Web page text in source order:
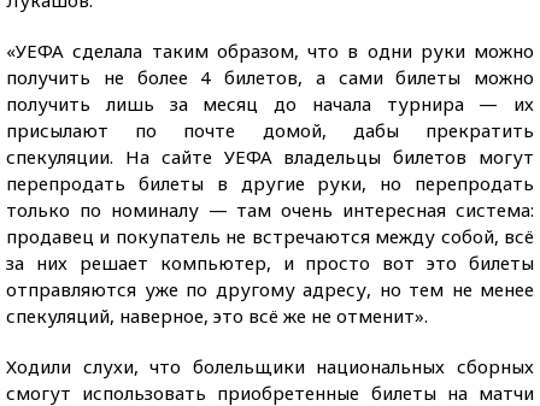
«УЕФА сделала таким образом, что в одни руки можно
получить не более 4 билетов, а сами билеты можно
получить лишь за месяц до начала турнира — их
присылают по почте домой, дабы прекратить
спекуляции. На сайте УЕФА владельцы билетов могут
перепродать билеты в другие руки, но перепродать
только по номиналу — там очень интересная система:
продавец и покупатель не встречаются между собой, всё
за них решает компьютер, и просто вот это билеты
отправляются уже по другому адресу, но тем не менее
спекуляций, наверное, это всё же не отменит».
Ходили слухи, что болельщики национальных сборных
смогут использовать приобретенные билеты на матчи